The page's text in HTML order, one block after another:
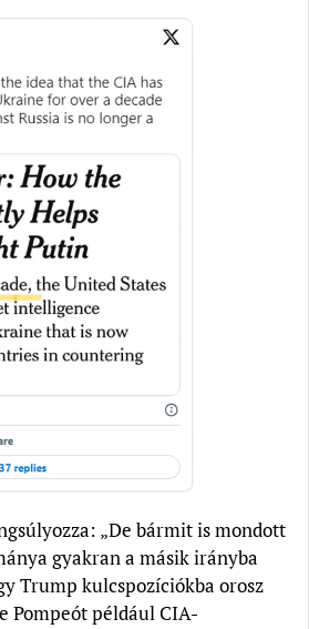
„De bármit is mondott
gyakran a másik irányba
Trump kulcspozíciókba orosz
például CIA-